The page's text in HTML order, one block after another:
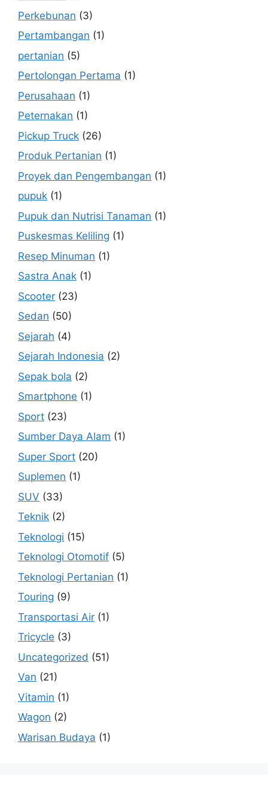
Perkebunan (3)
Pertambangan (1)
pertanian (5)
Pertolongan Pertama (1)
Perusahaan (1)
Peternakan (1)
Pickup Truck (26)
Produk Pertanian (1)
Proyek dan Pengembangan (1)
pupuk (1)
Pupuk dan Nutrisi Tanaman (1)
Puskesmas Keliling (1)
Resep Minuman (1)
Sastra Anak (1)
Scooter (23)
Sedan (50)
Sejarah (4)
Sejarah Indonesia (2)
Sepak bola (2)
Smartphone (1)
Sport (23)
Sumber Daya Alam (1)
Super Sport (20)
Suplemen (1)
SUV (33)
Teknik (2)
Teknologi (15)
Teknologi Otomotif (5)
Teknologi Pertanian (1)
Touring (9)
Transportasi Air (1)
Tricycle (3)
Uncategorized (51)
Van (21)
Vitamin (1)
Wagon (2)
Warisan Budaya (1)